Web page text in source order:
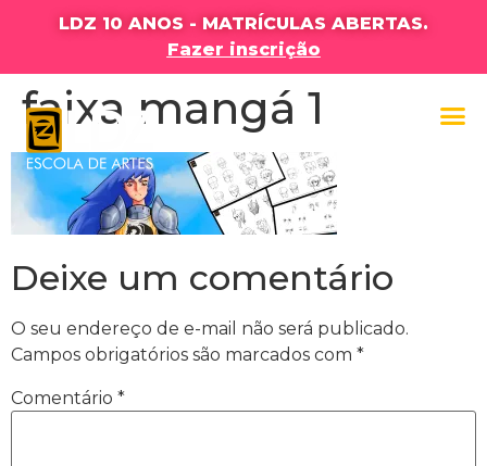
LDZ 10 ANOS - MATRÍCULAS ABERTAS.
Fazer inscrição
faixa mangá 1
Deixe um comentário
O seu endereço de e-mail não será publicado.
Campos obrigatórios são marcados com *
Comentário *